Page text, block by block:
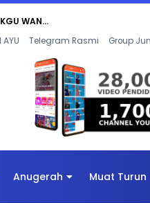
Telegram Rasmi Group
Anugerah Muat Turun